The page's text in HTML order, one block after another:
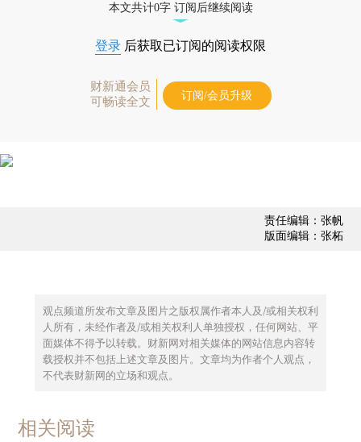
本文共计0字 订阅后继续阅读
登录 后获取已订阅的阅读权限
财新通会员
可畅读全文
订阅/会员升级
责任编辑：张帆
版面编辑：张柘
观点频道所发布文章及图片之版权属作者本人及/或相关权利
人所有，未经作者及/或相关权利人单独授权，任何网站、平
面媒体不得予以转载。财新网对相关媒体的网站信息内容转
载授权并不包括上述文章及图片。文章均为作者个人观点，
不代表财新网的立场和观点。
相关阅读